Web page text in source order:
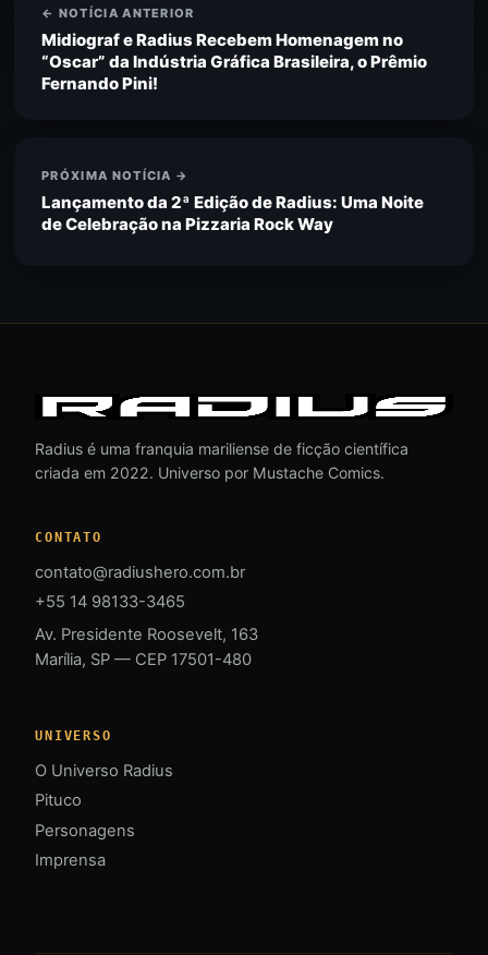
← NOTÍCIA ANTERIOR
Midiograf e Radius Recebem Homenagem no
“Oscar” da Indústria Gráfica Brasileira, o Prêmio
Fernando Pini!
PRÓXIMA NOTÍCIA →
Lançamento da 2ª Edição de Radius: Uma Noite
de Celebração na Pizzaria Rock Way
Radius é uma franquia mariliense de ficção científica
criada em 2022. Universo por Mustache Comics.
CONTATO
contato@radiushero.com.br
+55 14 98133-3465
Av. Presidente Roosevelt, 163
Marília, SP — CEP 17501-480
UNIVERSO
O Universo Radius
Pituco
Personagens
Imprensa